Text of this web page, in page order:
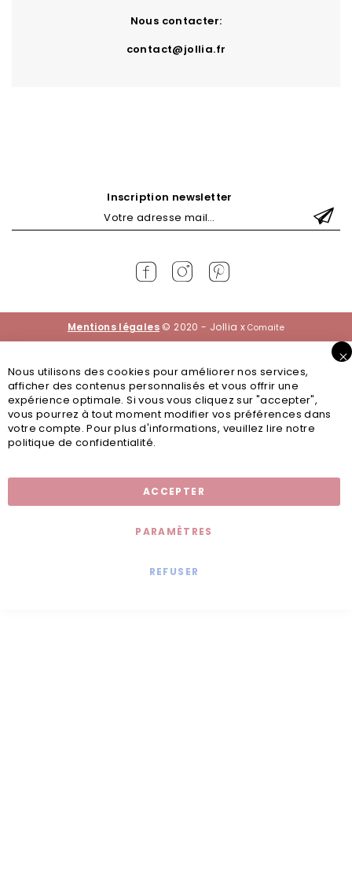
Inscription newsletter
Nous contacter:
contact@jollia.fr
Mentions légales © 2020 - Jollia xComaite
Nous utilisons des cookies pour améliorer nos services,
afficher des contenus personnalisés et vous offrir une
expérience optimale. Si vous vous cliquez sur "accepter",
vous pourrez à tout moment modifier vos préférences dans
votre compte. Pour plus d'informations, veuillez lire notre
politique de confidentialité.
ACCEPTER
PARAMÈTRES
REFUSER